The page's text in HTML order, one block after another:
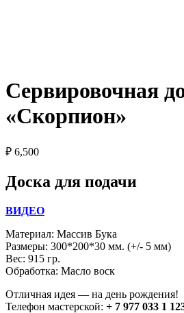
Сервировочная
«Скорпион»
₽ 6,500
Доска для подачи
ВИДЕО
Материал: Массив Бука
Размеры: 300*200*30 мм. (+/- 5 мм)
Вес: 915 гр.
Обработка: Масло воск
Отличная идея — на день рождения!
Телефон мастерской: + 7 977 033 1